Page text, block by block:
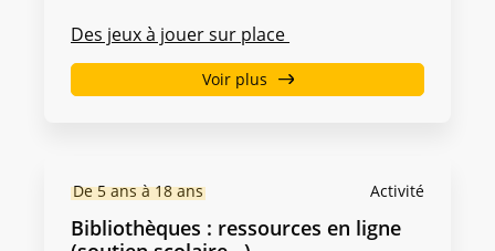
Des jeux à jouer sur place
Voir plus
Activité
De 5 ans à 18 ans
Bibliothèques : ressources en ligne